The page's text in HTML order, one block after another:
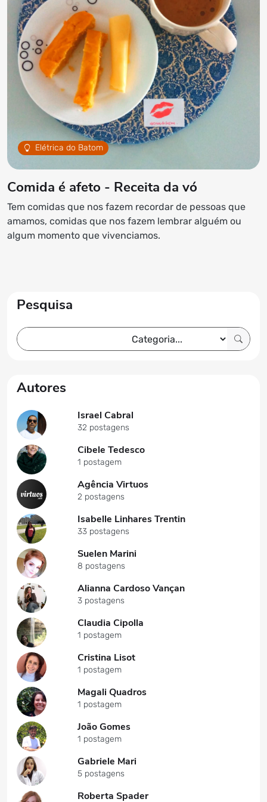
Elétrica do Batom
Comida é afeto - Receita da vó
Tem comidas que nos fazem recordar de pessoas que
amamos, comidas que nos fazem lembrar alguém ou
algum momento que vivenciamos.
Pesquisa
Autores
Israel Cabral
32 postagens
Cibele Tedesco
1 postagem
Agência Virtuos
2 postagens
Isabelle Linhares Trentin
33 postagens
Suelen Marini
8 postagens
Alianna Cardoso Vançan
3 postagens
Claudia Cipolla
1 postagem
Cristina Lisot
1 postagem
Magali Quadros
1 postagem
João Gomes
1 postagem
Gabriele Mari
5 postagens
Roberta Spader